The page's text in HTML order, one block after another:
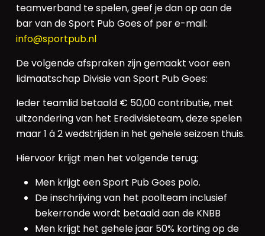
teamverband te spelen, geef je dan op aan de
bar van de Sport Pub Goes of per e-mail:
info@sportpub.nl
De volgende afspraken zijn gemaakt voor een
lidmaatschap Divisie van Sport Pub Goes:
Ieder teamlid betaald € 50,00 contributie, met
uitzondering van het Eredivisieteam, deze spelen
maar 1 á 2 wedstrijden in het gehele seizoen thuis.
Hiervoor krijgt men het volgende terug;
Men krijgt een Sport Pub Goes polo.
De inschrijving van het poolteam inclusief
bekerronde wordt betaald aan de KNBB
Men krijgt het gehele jaar 50% korting op de